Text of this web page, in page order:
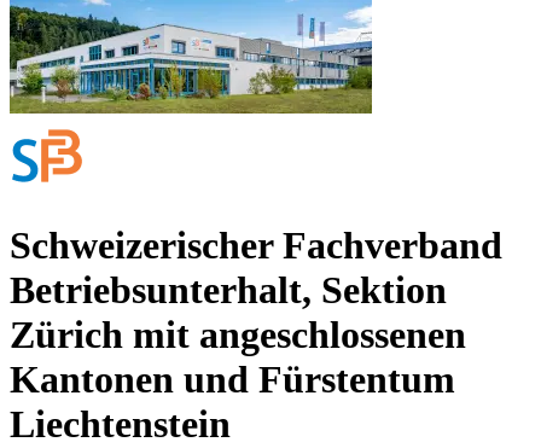
Schweizerischer Fachverband
Betriebsunterhalt, Sektion
Zürich mit angeschlossenen
Kantonen und Fürstentum
Liechtenstein